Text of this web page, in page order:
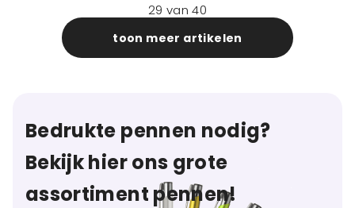
29 van 40
toon meer artikelen
Bedrukte pennen nodig?
Bekijk hier ons grote
assortiment pennen!